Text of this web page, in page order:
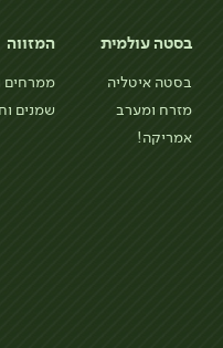
בסטה עולמית
בסטה איטליה
מזרח ומערב
אמריקה!
המזווה
ממרחים
שמנים